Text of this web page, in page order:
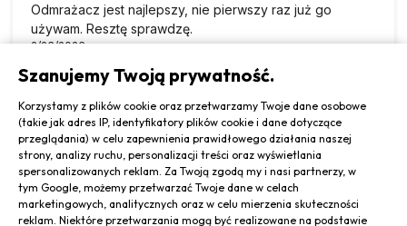
Komentarz sklepu
Każda miła recenzja daje nam dodatkową motywację.
Odmrażacz jest najlepszy, nie pierwszy raz już go
używam. Resztę sprawdzę.
2/23/2026
0
0
Sylwia zweryfikowano
5
Szanujemy Twoją prywatność.
Korzystamy z plików cookie oraz przetwarzamy Twoje dane osobowe
(takie jak adres IP, identyfikatory plików cookie i dane dotyczące
przeglądania) w celu zapewnienia prawidłowego działania naszej
strony, analizy ruchu, personalizacji treści oraz wyświetlania
spersonalizowanych reklam. Za Twoją zgodą my i nasi partnerzy, w
tym Google, możemy przetwarzać Twoje dane w celach
marketingowych, analitycznych oraz w celu mierzenia skuteczności
reklam. Niektóre przetwarzania mogą być realizowane na podstawie